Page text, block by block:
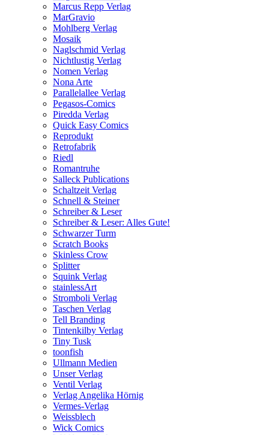
Marcus Repp Verlag
MarGravio
Mohlberg Verlag
Mosaik
Naglschmid Verlag
Nichtlustig Verlag
Nomen Verlag
Nona Arte
Parallelallee Verlag
Pegasos-Comics
Piredda Verlag
Quick Easy Comics
Reprodukt
Retrofabrik
Riedl
Romantruhe
Salleck Publications
Schaltzeit Verlag
Schnell & Steiner
Schreiber & Leser
Schreiber & Leser: Alles Gute!
Schwarzer Turm
Scratch Books
Skinless Crow
Splitter
Squink Verlag
stainlessArt
Stromboli Verlag
Taschen Verlag
Tell Branding
Tintenkilby Verlag
Tiny Tusk
toonfish
Ullmann Medien
Unser Verlag
Ventil Verlag
Verlag Angelika Hörnig
Vermes-Verlag
Weissblech
Wick Comics